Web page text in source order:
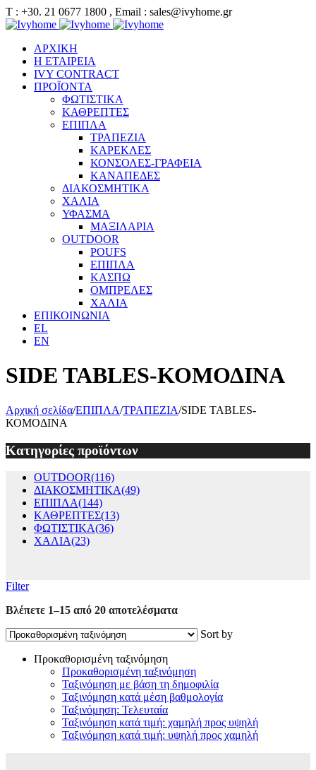
Τ : +30. 21 0677 1800 , Email : sales@ivyhome.gr
ΑΡΧΙΚΗ
Η ΕΤΑΙΡΕΙΑ
IVY CONTRACT
ΠΡΟΪΟΝΤΑ
ΦΩΤΙΣΤΙΚΑ
ΚΑΘΡΕΠΤΕΣ
ΕΠΙΠΛΑ
ΤΡΑΠΕΖΙΑ
ΚΑΡΕΚΛΕΣ
ΚΟΝΣΟΛΕΣ-ΓΡΑΦΕΙΑ
ΚΑΝΑΠΕΔΕΣ
ΔΙΑΚΟΣΜΗΤΙΚΑ
ΧΑΛΙΑ
ΥΦΑΣΜΑ
ΜΑΞΙΛΑΡΙΑ
OUTDOOR
POUFS
ΕΠΙΠΛΑ
ΚΑΣΠΩ
ΟΜΠΡΕΛΕΣ
ΧΑΛΙΑ
ΕΠΙΚΟΙΝΩΝΙΑ
EL
EN
SIDE TABLES-ΚΟΜΟΔΙΝΑ
Αρχική σελίδα/ΕΠΙΠΛΑ/ΤΡΑΠΕΖΙΑ/SIDE TABLES-
ΚΟΜΟΔΙΝΑ
Κατηγορίες προϊόντων
OUTDOOR(116)
ΔΙΑΚΟΣΜΗΤΙΚΑ(49)
ΕΠΙΠΛΑ(144)
ΚΑΘΡΕΠΤΕΣ(13)
ΦΩΤΙΣΤΙΚΑ(36)
ΧΑΛΙΑ(23)
Filter
Βλέπετε 1–15 από 20 αποτελέσματα
Sort by
Προκαθορισμένη ταξινόμηση
Προκαθορισμένη ταξινόμηση
Ταξινόμηση με βάση τη δημοφιλία
Ταξινόμηση κατά μέση βαθμολογία
Ταξινόμηση: Τελευταία
Ταξινόμηση κατά τιμή: χαμηλή προς υψηλή
Ταξινόμηση κατά τιμή: υψηλή προς χαμηλή